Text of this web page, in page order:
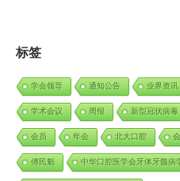
标签
学会领导 通知公告 业界资讯
学术会议 周报 新型冠状病毒
会员 年会 北大口腔
傅民魁 中华口腔医学会牙体牙髓病